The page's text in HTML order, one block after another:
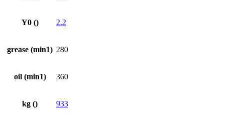
Y0 () 2.2
grease (min1) 280
oil (min1) 360
kg () 933